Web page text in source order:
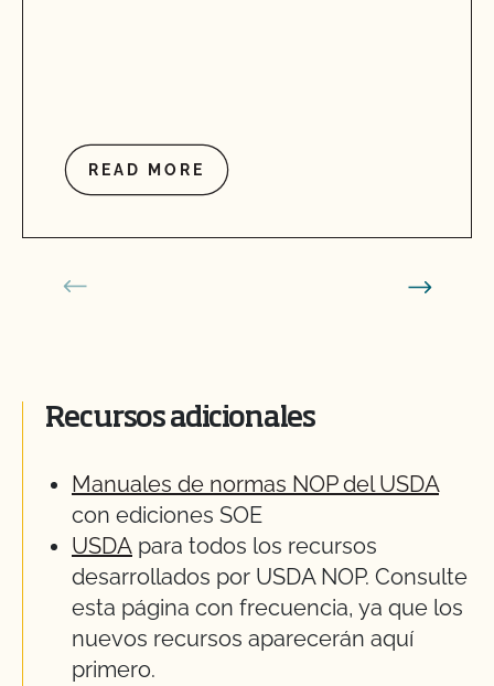
READ MORE
Recursos adicionales
Manuales de normas NOP del USDA
con ediciones SOE
USDA para todos los recursos
desarrollados por USDA NOP. Consulte
esta página con frecuencia, ya que los
nuevos recursos aparecerán aquí
primero.